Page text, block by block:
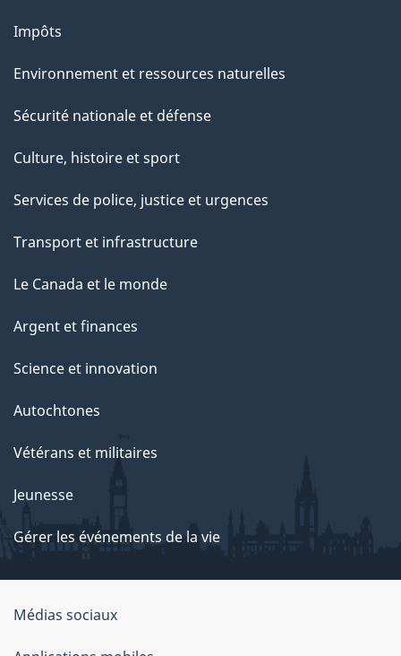
Impôts
Environnement et ressources naturelles
Sécurité nationale et défense
Culture, histoire et sport
Services de police, justice et urgences
Transport et infrastructure
Le Canada et le monde
Argent et finances
Science et innovation
Autochtones
Vétérans et militaires
Jeunesse
Gérer les événements de la vie
Organisation
du
Médias sociaux